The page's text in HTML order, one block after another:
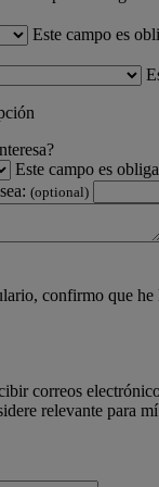
Este campo es
Este campo es
(optional)
confirmo que he
correos
relevante para